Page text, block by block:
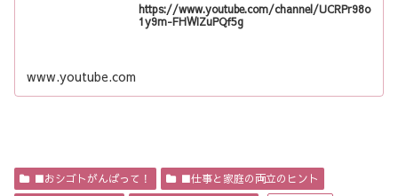
https://www.youtube.com/channel/UCRPr98o
1y9m-FHWIZuPQf5g
www.youtube.com
■おシゴトがんばって！
■仕事と家庭の両立のヒント